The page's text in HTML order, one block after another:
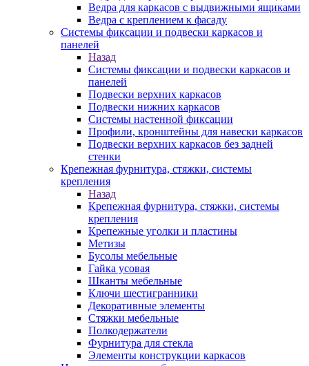
Ведра для каркасов с выдвижными ящиками
Ведра с креплением к фасаду
Системы фиксации и подвески каркасов и
панелей
Назад
Системы фиксации и подвески каркасов и
панелей
Подвески верхних каркасов
Подвески нижних каркасов
Системы настенной фиксации
Профили, кронштейны для навески каркасов
Подвески верхних каркасов без задней
стенки
Крепежная фурнитура, стяжки, системы
крепления
Назад
Крепежная фурнитура, стяжки, системы
крепления
Крепежные уголки и пластины
Метизы
Бусолы мебельные
Гайка усовая
Шканты мебельные
Ключи шестигранники
Декоративные элементы
Стяжки мебельные
Полкодержатели
Фурнитура для стекла
Элементы конструкции каркасов